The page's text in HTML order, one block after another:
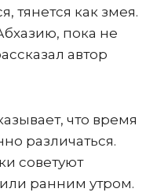
тянется как змея.
пока не
автор
что время
различаться.
советуют
ранним утром.